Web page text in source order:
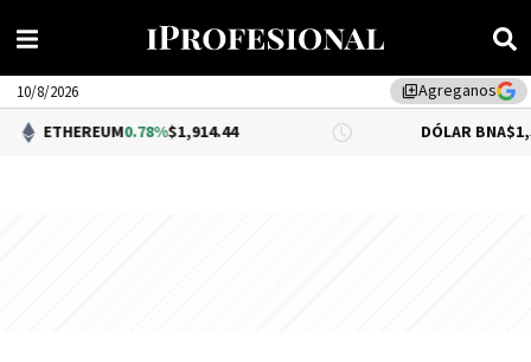
library_addAgreganos
10/8/2026
0.78%$1,914.44 DÓLAR BNA $1,520.00